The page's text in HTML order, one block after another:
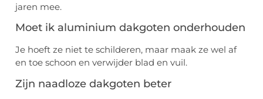
jaren mee.
Moet ik aluminium dakgoten onderhouden
Je hoeft ze niet te schilderen, maar maak ze wel af
en toe schoon en verwijder blad en vuil.
Zijn naadloze dakgoten beter